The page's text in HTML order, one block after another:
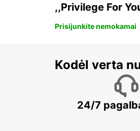
,,Privilege For
Prisijunkite nemokamai
Kodėl verta
24/7